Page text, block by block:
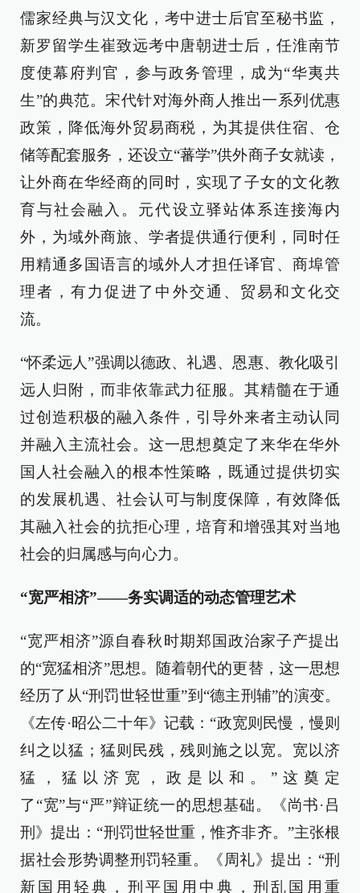
儒家经典与汉文化，考中进士后官至秘书监，
新罗留学生崔致远考中唐朝进士后，任淮南节
度使幕府判官，参与政务管理，成为“华夷共
生”的典范。宋代针对海外商人推出一系列优惠
政策，降低海外贸易商税，为其提供住宿、仓
储等配套服务，还设立“蕃学”供外商子女就读，
让外商在华经商的同时，实现了子女的文化教
育与社会融入。元代设立驿站体系连接海内
外，为域外商旅、学者提供通行便利，同时任
用精通多国语言的域外人才担任译官、商埠管
理者，有力促进了中外交通、贸易和文化交
流。
“怀柔远人”强调以德政、礼遇、恩惠、教化吸引
远人归附，而非依靠武力征服。其精髓在于通
过创造积极的融入条件，引导外来者主动认同
并融入主流社会。这一思想奠定了来华在华外
国人社会融入的根本性策略，既通过提供切实
的发展机遇、社会认可与制度保障，有效降低
其融入社会的抗拒心理，培育和增强其对当地
社会的归属感与向心力。
“宽严相济”——务实调适的动态管理艺术
“宽严相济”源自春秋时期郑国政治家子产提出
的“宽猛相济”思想。随着朝代的更替，这一思想
经历了从“刑罚世轻世重”到“德主刑辅”的演变。
《左传·昭公二十年》记载：“政宽则民慢，慢则
纠之以猛；猛则民残，残则施之以宽。宽以济
猛，猛以济宽，政是以和。”这奠定
了“宽”与“严”辩证统一的思想基础。《尚书·吕
刑》提出：“刑罚世轻世重，惟齐非齐。”主张根
据社会形势调整刑罚轻重。《周礼》提出：“刑
新国用轻典，刑平国用中典，刑乱国用重